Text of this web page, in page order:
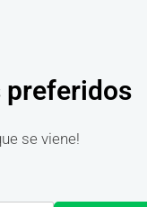
preferidos
se viene!